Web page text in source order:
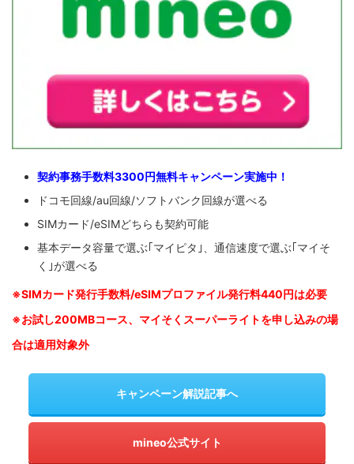
契約事務手数料3300円無料キャンペーン実施中！
ドコモ回線/au回線/ソフトバンク回線が選べる
SIMカード/eSIMどちらも契約可能
基本データ容量で選ぶ｢マイピタ｣、通信速度で選ぶ｢マイそ
く｣が選べる
※SIMカード発行手数料/eSIMプロファイル発行料440円は必要
※お試し200MBコース、マイそくスーパーライトを申し込みの場
合は適用対象外
キャンペーン解説記事へ
mineo公式サイト